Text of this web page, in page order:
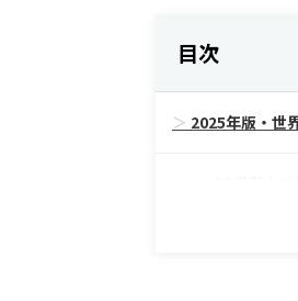
目次
2025年版・世